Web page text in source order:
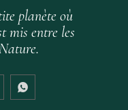
planète où
mis entre les